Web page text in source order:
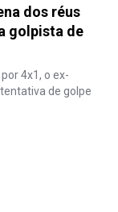
dos réus
golpista de
4x1, o ex-
de golpe